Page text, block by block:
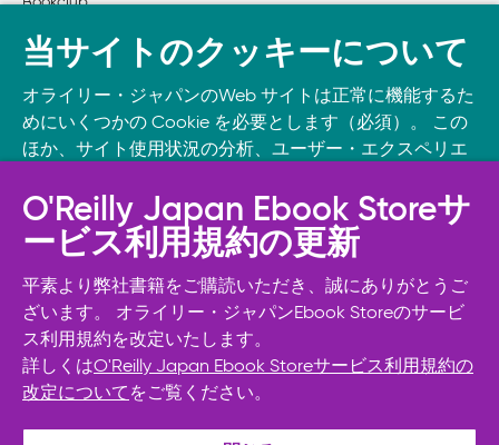
書籍注文
Take O’Reilly with you and learn anywhere, anytime on your
phone
and tablet.
© 2026, O’Reilly Japan, Inc. oreilly.co.jpに掲載されているすべて
当サイトのクッキーについて
オライリー・ジャパンのWeb サイトは正常に機能するた
めにいくつかの Cookie を必要とします（必須）。 この
ほか、サイト使用状況の分析、ユーザー・エクスペリエ
その他の Cookie を使用することがあります。 詳細につ
いては Cookie設定をご確認ください。
また、オライリー・ジャパンのプライバシーポリシーに
ついては 個人情報保護方針をご確認ください。
Cookie設定
必須Cookie以外を拒否する
O'Reilly Japan Ebook Storeサ
ービス利用規約の更新
平素より弊社書籍をご購読いただき、誠にありがとうご
ざいます。 オライリー・ジャパンEbook Storeのサービ
ス利用規約を改定いたします。
詳しくはO'Reilly Japan Ebook Storeサービス利用規約の
改定について をご覧ください。